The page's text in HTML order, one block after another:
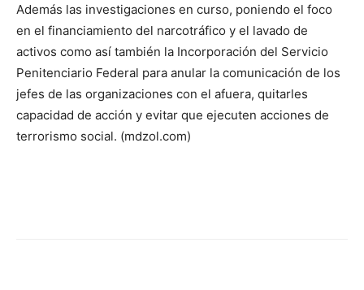
Además las investigaciones en curso, poniendo el foco
en el financiamiento del narcotráfico y el lavado de
activos como así también la Incorporación del Servicio
Penitenciario Federal para anular la comunicación de los
jefes de las organizaciones con el afuera, quitarles
capacidad de acción y evitar que ejecuten acciones de
terrorismo social. (mdzol.com)